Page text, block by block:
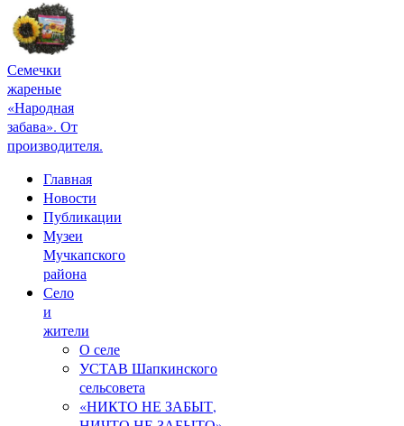
Семечки
жареные
«Народная
забава». От
производителя.
Главная
Новости
Публикации
Музеи
Мучкапского
района
Село
и
жители
О селе
УСТАВ Шапкинского
сельсовета
«НИКТО НЕ ЗАБЫТ,